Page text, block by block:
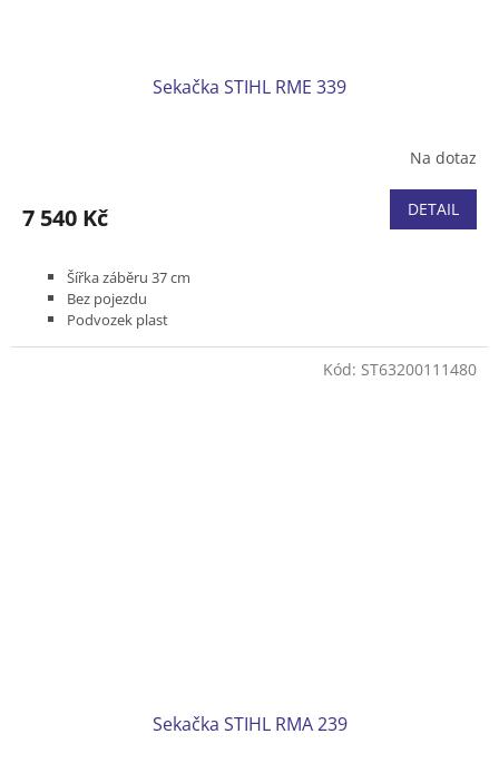
Sekačka STIHL RME 339
Na dotaz
7 540 Kč DETAIL
Šířka záběru 37 cm
Bez pojezdu
Podvozek plast
Sekačka STIHL RMA 239
Kód: ST63200111480